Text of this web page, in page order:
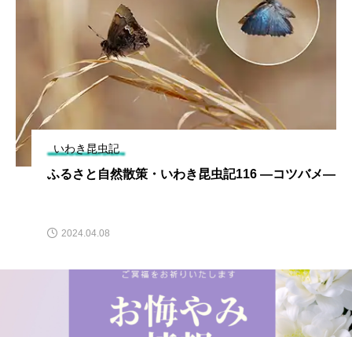
いわき昆虫記
ふるさと自然散策・いわき昆虫記116 ―コツバメ―
2024.04.08